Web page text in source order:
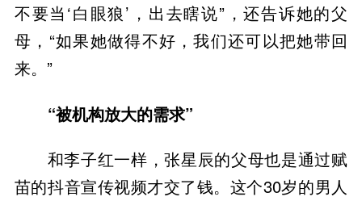
不要当‘白眼狼’，出去瞎说”，还告诉她的父
母，“如果她做得不好，我们还可以把她带回
来。”
“被机构放大的需求”
和李子红一样，张星辰的父母也是通过赋
苗的抖音宣传视频才交了钱。这个30岁的男人